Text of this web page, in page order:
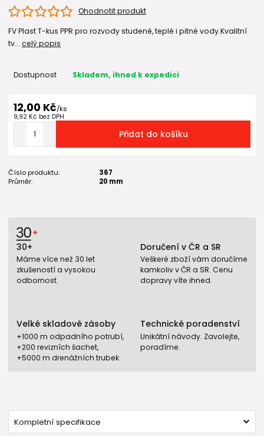
Ohodnotit produkt
FV Plast T-kus PPR pro rozvody studené, teplé i pitné vody.Kvalitní
tv... celý popis
Dostupnost Skladem, ihned k expedici
12,00 Kč/ks
9,92 Kč bez DPH
Přidat do košíku
Číslo produktu:
367
Průměr:
20 mm
30+
Máme více než 30 let
zkušeností a vysokou
odbornost.
Doručení v ČR a SR
Veškeré zboží vám doručíme
kamkoliv v ČR a SR. Cenu
dopravy víte ihned.
Velké skladové zásoby
+1000 m odpadního potrubí,
+200 revizních šachet,
+5000 m drenážních trubek
Technické poradenství
Unikátní návody. Zavolejte,
poradíme.
Kompletní specifikace